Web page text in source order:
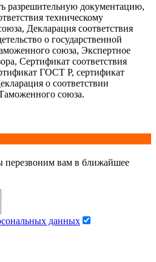
документацию,
техническому
Декларация соответствия
о государственной
союза, Экспертное
Сертификат соответствия
ГОСТ Р, сертификат
о соответствии
союза.
вам в ближайшее
данных